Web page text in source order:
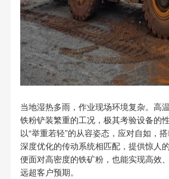
当地湿热多雨，作业现场环境复杂。高
铁粉铲装繁重的工况，极其考验设备的
以“举重若轻”的从容姿态，应对自如，
深度优化的传动系统相匹配，提供惊人
便面对高密度的铁矿粉，也能实现高效
远超客户预期。